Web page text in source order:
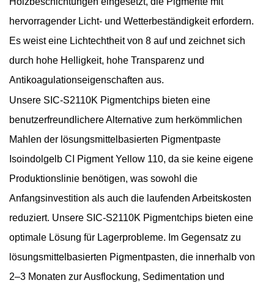
hervorragender Licht- und Wetterbeständigkeit erfordern.
Es weist eine Lichtechtheit von 8 auf und zeichnet sich
durch hohe Helligkeit, hohe Transparenz und
Antikoagulationseigenschaften aus.
Unsere SIC-S2110K Pigmentchips bieten eine
benutzerfreundlichere Alternative zum herkömmlichen
Mahlen der lösungsmittelbasierten Pigmentpaste
Isoindolgelb CI Pigment Yellow 110, da sie keine eigene
Produktionslinie benötigen, was sowohl die
Anfangsinvestition als auch die laufenden Arbeitskosten
reduziert. Unsere SIC-S2110K Pigmentchips bieten eine
optimale Lösung für Lagerprobleme. Im Gegensatz zu
lösungsmittelbasierten Pigmentpasten, die innerhalb von
2–3 Monaten zur Ausflockung, Sedimentation und